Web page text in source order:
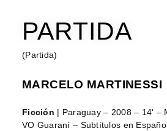
PARTIDA
(Partida)
MARCELO MARTINESSI
Ficción | Paraguay – 2008 – 14' –
VO Guaraní – Subtítulos en